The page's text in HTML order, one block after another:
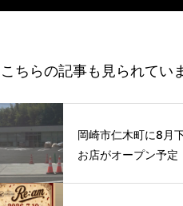
こちらの記事も見られてい
岡崎市仁木町に8月
お店がオープン予定